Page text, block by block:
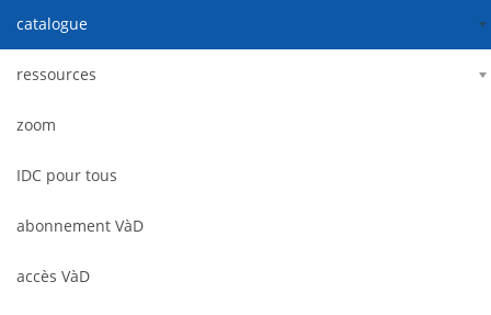
catalogue
ressources
zoom
IDC pour tous
abonnement VàD
accès VàD